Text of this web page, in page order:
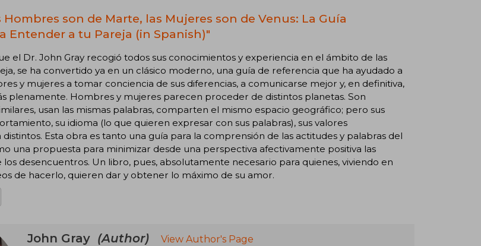
Hombres son de Marte, las Mujeres son de Venus: La Guía
Entender a tu Pareja (in Spanish)"
el Dr. John Gray recogió todos sus conocimientos y experiencia en el ámbito de las
se ha convertido ya en un clásico moderno, una guía de referencia que ha ayudado a
y mujeres a tomar conciencia de sus diferencias, a comunicarse mejor y, en definitiva,
plenamente. Hombres y mujeres parecen proceder de distintos planetas. Son
usan las mismas palabras, comparten el mismo espacio geográfico; pero sus
su idioma (lo que quieren expresar con sus palabras), sus valores
distintos. Esta obra es tanto una guía para la comprensión de las actitudes y palabras del
una propuesta para minimizar desde una perspectiva afectivamente positiva las
los desencuentros. Un libro, pues, absolutamente necesario para quienes, viviendo en
de hacerlo, quieren dar y obtener lo máximo de su amor.
John Gray (Author)
View Author's Page